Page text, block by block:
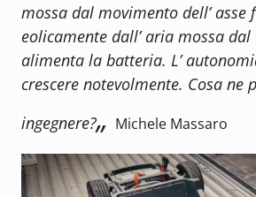
mossa dal movimento dell’ asse
eolicamente dall’ aria mossa dal
alimenta la batteria. L’
crescere notevolmente. Cosa ne
ingegnere?„ Michele Massaro